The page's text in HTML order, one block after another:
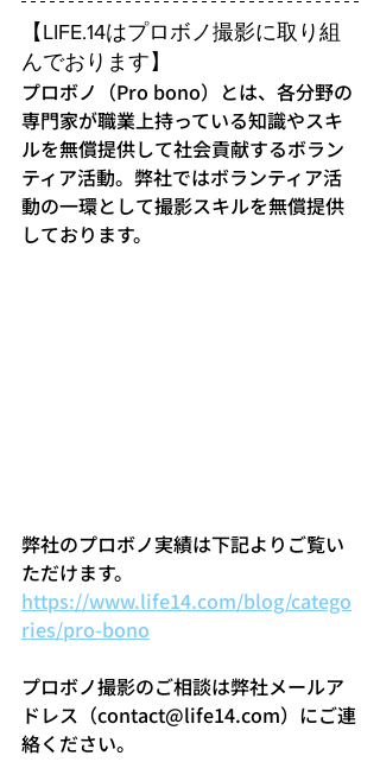
【LIFE.14はプロボノ撮影に取り組
んでおります】
プロボノ（Pro bono）とは、各分野の
専門家が職業上持っている知識やスキ
ルを無償提供して社会貢献するボラン
ティア活動。弊社ではボランティア活
動の一環として撮影スキルを無償提供
しております。
弊社のプロボノ実績は下記よりご覧い
ただけます。
https://www.life14.com/blog/catego
ries/pro-bono
プロボノ撮影のご相談は弊社メールア
ドレス（contact@life14.com）にご連
絡ください。